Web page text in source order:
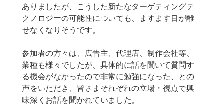
ありましたが、こうした新たなターゲティングテ
クノロジーの可能性についても、ますます目が離
せなくなりそうです。
参加者の方々は、広告主、代理店、制作会社等、
業種も様々でしたが、具体的に話を聞いて質問す
る機会がなかったので非常に勉強になった、との
声をいただき、皆さまそれぞれの立場・視点で興
味深くお話を聞かれていました。